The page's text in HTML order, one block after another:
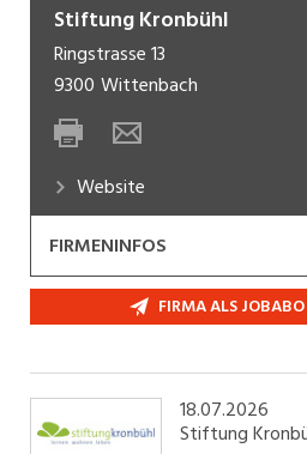
Stiftung Kronbühl
Ringstrasse 13
9300 Wittenbach
Website
FIRMENINFOS
DieStiftung Kronbühl
betreut Kinder, Jugendliche
geistiger Beeinträchtigung.
vielfältigen, auf die
unserer Klientinnen und
FIRMA ALS
18.07.2026
Stiftung